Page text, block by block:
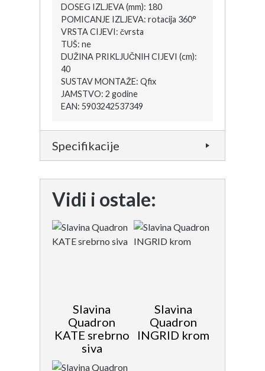
DOSEG IZLJEVA (mm): 180
POMICANJE IZLJEVA: rotacija 360°
VRSTA CIJEVI: čvrsta
TUŠ: ne
DUŽINA PRIKLJUČNIH CIJEVI (cm):
40
SUSTAV MONTAŽE: Qfix
JAMSTVO: 2 godine
EAN: 5903242537349
Specifikacije
Vidi i ostale:
Slavina
Quadron
KATE srebrno
siva
Slavina
Quadron
INGRID krom